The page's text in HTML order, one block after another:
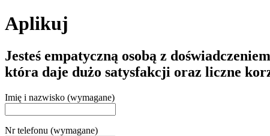
Aplikuj
Jesteś empatyczną osobą z
która daje dużo satysfakcji oraz liczne
Imię i nazwisko (wymagane)
Nr telefonu (wymagane)